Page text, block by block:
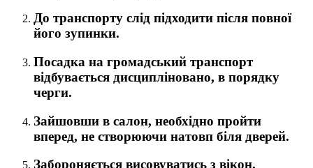
До транспорту слід підходити після повної
його зупинки.
Посадка на громадський транспорт
відбувається дисципліновано, в порядку
черги.
Зайшовши в салон, необхідно пройти
вперед, не створюючи натовп біля дверей.
Забороняється висовуватись з вікон.